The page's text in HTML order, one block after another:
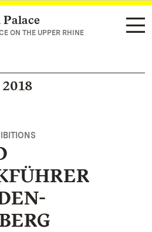
ON THE UPPER RHINE